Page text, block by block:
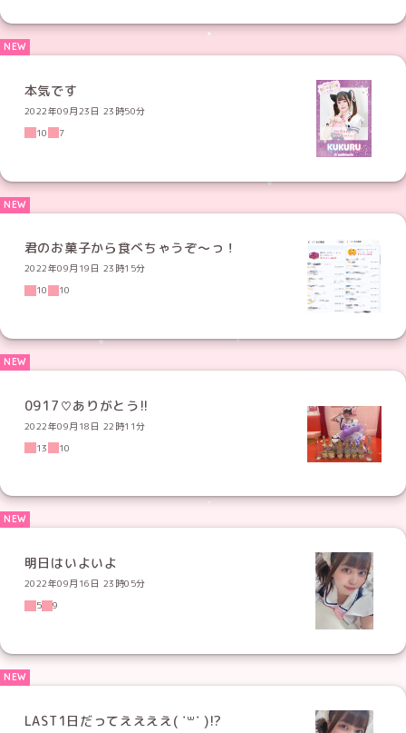
本気です
2022年09月23日 23時50分
10
7
君のお菓子から食べちゃうぞ〜っ！
2022年09月19日 23時15分
10
10
0917♡ありがとう!!
2022年09月18日 22時11分
13
10
明日はいよいよ
2022年09月16日 23時05分
5
9
LAST1日だってええええ( ˙꒳​˙ )!?